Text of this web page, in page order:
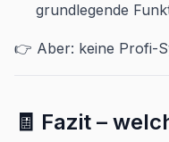
grundlegende
👉 Aber: keine Profi-
🧾 Fazit –